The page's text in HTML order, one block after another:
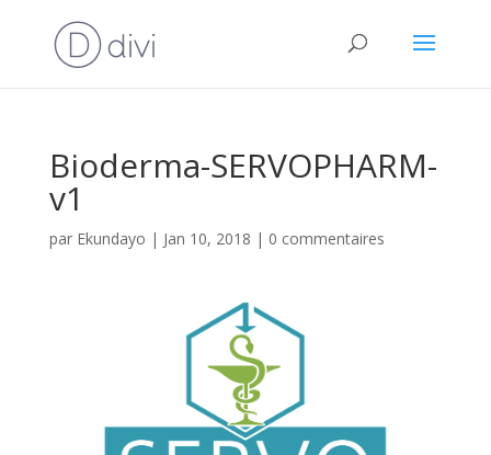
Bioderma-SERVOPHARM-
v1
par Ekundayo | Jan 10, 2018 | 0 commentaires